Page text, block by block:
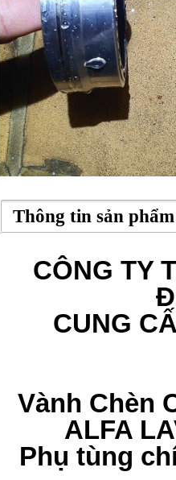
Thông tin sản phẩm
CÔNG TY
CUNG
Vành Chèn
ALFA
Phụ tùng